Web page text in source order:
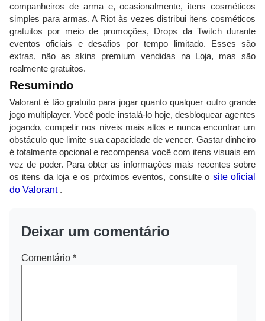
companheiros de arma e, ocasionalmente, itens cosméticos
simples para armas. A Riot às vezes distribui itens cosméticos
gratuitos por meio de promoções, Drops da Twitch durante
eventos oficiais e desafios por tempo limitado. Esses são
extras, não as skins premium vendidas na Loja, mas são
realmente gratuitos.
Resumindo
Valorant é tão gratuito para jogar quanto qualquer outro grande
jogo multiplayer. Você pode instalá-lo hoje, desbloquear agentes
jogando, competir nos níveis mais altos e nunca encontrar um
obstáculo que limite sua capacidade de vencer. Gastar dinheiro
é totalmente opcional e recompensa você com itens visuais em
vez de poder. Para obter as informações mais recentes sobre
os itens da loja e os próximos eventos, consulte o site oficial
do Valorant.
Deixar um comentário
Comentário *